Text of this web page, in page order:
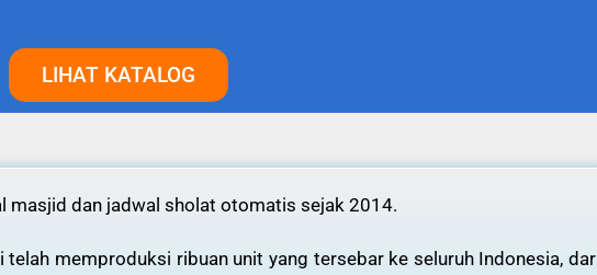
LIHAT KATALOG
masjid dan jadwal sholat otomatis sejak 2014.
telah memproduksi ribuan unit yang tersebar ke seluruh Indonesia,